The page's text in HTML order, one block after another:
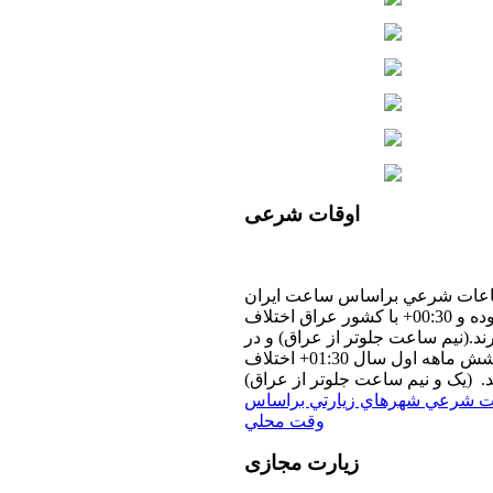
اوقات شرعی
شرعي براساس ساعت ايران
بوده و 00:30+ با كشور عراق اختلاف
ساعت جلوتر از عراق) و در
شش ماهه اول سال 01:30+ اختلاف
(یک و نیم ساعت جلوتر از عراق)
شرعي شهرهاي زيارتي براساس
وقت محلي
زیارت مجازی